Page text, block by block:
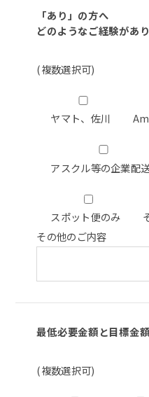
「あり」の方へ
どのようなご経験があ
(複数選択可)
ヤマト、佐川
アスクル等の企業配
スポット便のみ
その他のご内容
最低必要金額と目標金
(複数選択可)